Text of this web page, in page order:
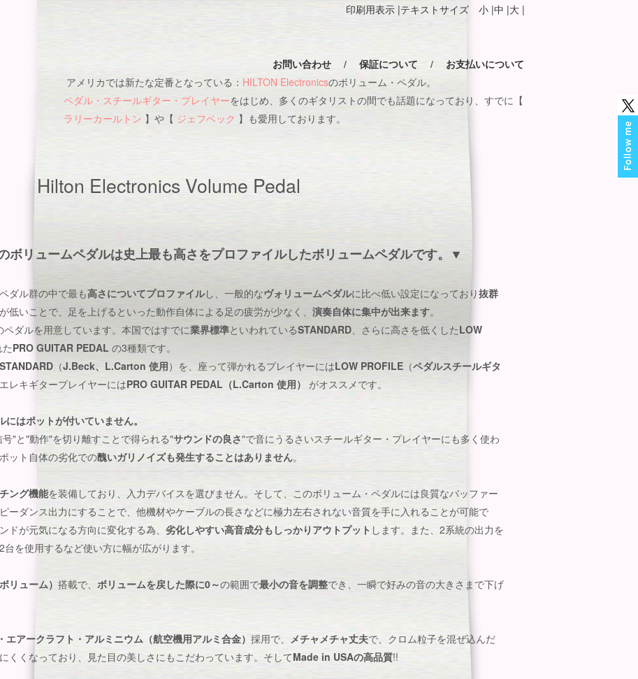
印刷用表示 |テキストサイズ 小 |中 |大 |
お問い合わせ / 保証について /
お支払いについて
アメリカでは新たな定番となっている： HILTON Electronicsのボリューム・ペダル。
ペダル・スチールギター・プレイヤーをはじめ、多くのギタリストの間でも話題になっており、すでに【
ラリーカールトン 】や【 ジェフベック 】も愛用しております。
Hilton Electronics Volume Pedal
リュームペダルは史上最も高さをプロファイルしたボリュームペダルです。▼
ダル群の中で最も高さについてプロファイルし、一般的なヴォリュームペダルに比べ低い設定になっており抜群
低いことで、足を上げるといった動作自体による足の疲労が少なく、 演奏自体に集中が出来ます。
ペダルを用意しています。本国ではすでに業界標準といわれているSTANDARD、さらに高さを低くしたLOW
PRO GUITAR PEDAL の3種類です。
STANDARD （J.Beck、 L.Carton 使用）を、座って弾かれるプレイヤーにはLOW PROFILE （ペダルスチールギタ
レキギタープレイヤーにはPRO GUITAR PEDAL（L.Carton 使用） がオススメです。
にはポットが付いていません。
"と"動作"を切り離すことで得られる"サウンドの良さ"で音にうるさいスチールギター・プレイヤーにも多く使わ
ット自体の劣化での醜いガリノイズも発生することはありません。
ング機能を装備しており、入力デバイスを選びません。そして、このボリューム・ペダルには良質なバッファー
ーダンス出力にすることで、他機材やケーブルの長さなどに極力左右されない音質を手に入れることが可能で
が元気になる方向に変化する為、 劣化しやすい高音成分もしっかりアウトプット します。また、2系統の出力を
を使用するなど使い方に幅が広がります。
リューム） 搭載で、 ボリュームを戻した際に0～の範囲で最小の音を調整でき、一瞬で好みの音の大きさまで下げ
エアークラフト・アルミニウム（航空機用アルミ合金） 採用で、 メチャメチャ丈夫で、クロム粒子を混ぜ込んだ
くくなっており、見た目の美しさにもこだわっています。そしてMade in USAの高品質!!